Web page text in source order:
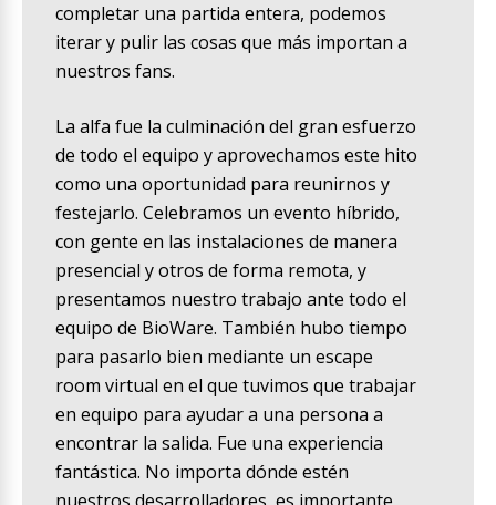
completar una partida entera, podemos
iterar y pulir las cosas que más importan a
nuestros fans.
La alfa fue la culminación del gran esfuerzo
de todo el equipo y aprovechamos este hito
como una oportunidad para reunirnos y
festejarlo. Celebramos un evento híbrido,
con gente en las instalaciones de manera
presencial y otros de forma remota, y
presentamos nuestro trabajo ante todo el
equipo de BioWare. También hubo tiempo
para pasarlo bien mediante un escape
room virtual en el que tuvimos que trabajar
en equipo para ayudar a una persona a
encontrar la salida. Fue una experiencia
fantástica. No importa dónde estén